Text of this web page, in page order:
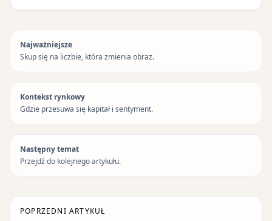
Najważniejsze
Skup się na liczbie, która zmienia obraz.
Kontekst rynkowy
Gdzie przesuwa się kapitał i sentyment.
Następny temat
Przejdź do kolejnego artykułu.
POPRZEDNI ARTYKUŁ